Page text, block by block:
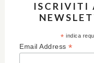
ISCRIVITI
* indica
Email Address *